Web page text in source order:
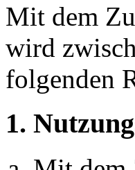
Mit dem
wird
folgenden
1.